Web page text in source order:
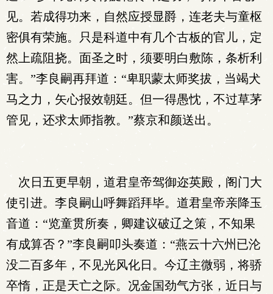
见。若成得功来，自然应授显爵，连老夫与童枢
密俱有荣施。只是科道中有几个古板的官儿，定
然上疏阻挠。面圣之时，须要明白敷陈，条析利
害。”李良嗣再拜道：“卑职蒙太师奖拔，当竭犬
马之力，矢心报效朝廷。但一得愚忱，不过草茅
管见，还求太师指教。”蔡京和颜送出。
次日五更早朝，道君皇帝驾御迩英殿，阁门大
使引进。李良嗣山呼舞蹈拜毕。道君皇帝亲降玉
音道：“览童贯所奏，卿建议破辽之策，不知果
有成算否？”李良嗣叩头奏道：“燕云十六州已沦
没二百多年，不见光风化日。今辽主微弱，将骄
卒惰，正是天亡之际。况金国劲气方张，近日与